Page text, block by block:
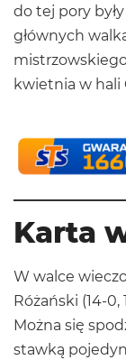
do tej pory
głównych
kwietnia w hali
Karta
W walce
Różański (14-0,
Można się
stawką